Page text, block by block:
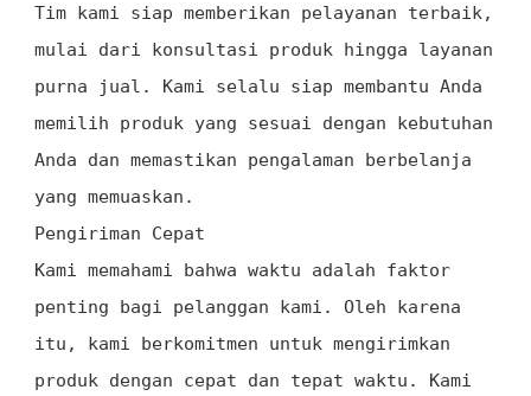
Tim kami siap memberikan pelayanan terbaik,
mulai dari konsultasi produk hingga layanan
purna jual. Kami selalu siap membantu Anda
memilih produk yang sesuai dengan kebutuhan
Anda dan memastikan pengalaman berbelanja
yang memuaskan.
Pengiriman Cepat
Kami memahami bahwa waktu adalah faktor
penting bagi pelanggan kami. Oleh karena
itu, kami berkomitmen untuk mengirimkan
produk dengan cepat dan tepat waktu. Kami